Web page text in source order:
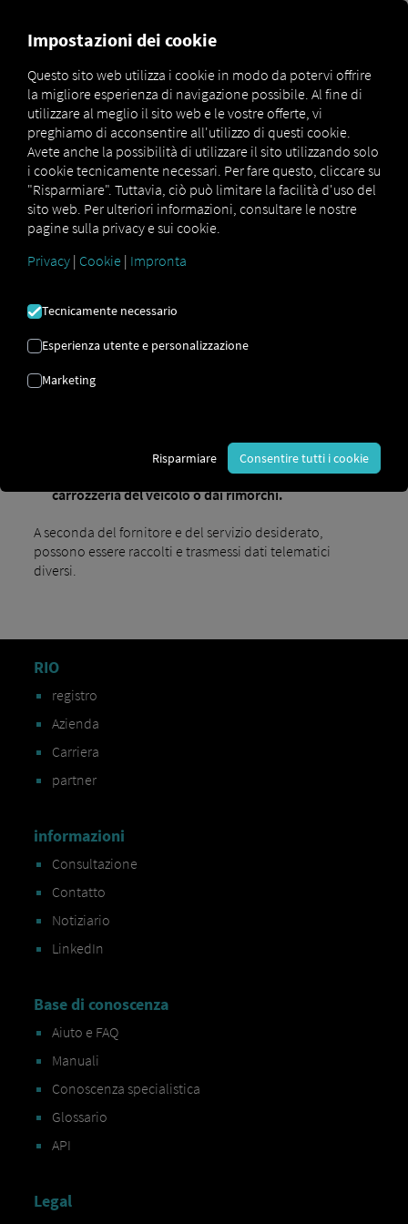
Glossar Was sind Telematikdaten?
DATI TELEMATICI
I dati telematici sono dati raccolti tramite appositi
dispositivi telematici o persino app per smartphone,
trasmessi a un sistema corrispondente e da lì elaborati.
Possono essere informazioni di qualsiasi tipo:
questo è sufficiente.
dalla posizione,
la velocità massima
...incluse le informazioni provenienti dalla
carrozzeria del veicolo o dai rimorchi.
A seconda del fornitore e del servizio desiderato,
possono essere raccolti e trasmessi dati telematici
diversi.
RIO
registro
Azienda
Carriera
partner
informazioni
Consultazione
Contatto
Notiziario
LinkedIn
Base di conoscenza
Aiuto e FAQ
Manuali
Conoscenza specialistica
Glossario
API
Legal
Impostazioni dei cookie
Questo sito web utilizza i cookie in modo da potervi offrire
la migliore esperienza di navigazione possibile. Al fine di
utilizzare al meglio il sito web e le vostre offerte, vi
preghiamo di acconsentire all'utilizzo di questi cookie.
Avete anche la possibilità di utilizzare il sito utilizzando solo
i cookie tecnicamente necessari. Per fare questo, cliccare su
"Risparmiare". Tuttavia, ciò può limitare la facilità d'uso del
sito web. Per ulteriori informazioni, consultare le nostre
pagine sulla privacy e sui cookie.
Privacy | Cookie | Impronta
Tecnicamente necessario
Esperienza utente e personalizzazione
Marketing
Risparmiare Consentire tutti i cookie